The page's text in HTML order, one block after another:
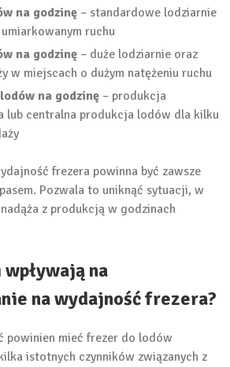
na godzinę – standardowe lodziarnie
ruchu
na godzinę – duże lodziarnie oraz
w miejscach o dużym natężeniu ruchu
na godzinę – produkcja
lub centralna produkcja lodów dla kilku
frezera powinna być zawsze
Pozwala to uniknąć sytuacji, w
z produkcją w godzinach
na
na wydajność frezera?
powinien mieć frezer do lodów
istotnych czynników związanych z